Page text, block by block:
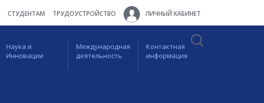
СТУДЕНТАМ ТРУДОУСТРОЙСТВО ЛИЧНЫЙ КАБИНЕТ
Наука и
Инновации
Международная
деятельность
Контактная
информация